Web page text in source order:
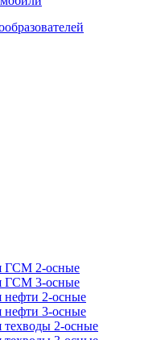
ГСМ 2-осные
ГСМ 3-осные
2-осные
3-осные
2-осные